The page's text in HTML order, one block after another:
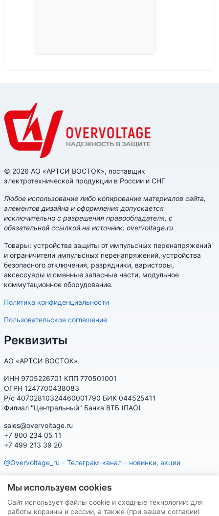
© 2026 АО «АРТСИ ВОСТОК», поставщик
электротехнической продукции в России и СНГ
Любое использование либо копирование материалов сайта,
элементов дизайна и оформления допускается
исключительно с разрешения правообладателя, с
обязательной ссылкой на источник: overvoltage.ru
Товары: устройства защиты от импульсных перенапряжений
и ограничители импульсных перенапряжений, устройства
безопасного отключения, разрядники, варисторы,
аксессуары и сменные запасные части, модульное
коммутационное оборудование.
Политика конфиденциальности
Пользовательское соглашение
Реквизиты
АО «АРТСИ ВОСТОК»
ИНН 9705226701 КПП 770501001
ОГРН 1247700438083
Р/с 40702810324460001790 БИК 044525411
Филиал "Центральный" Банка ВТБ (ПАО)
sales@overvoltage.ru
+7 800 234 05 11
+7 499 213 39 20
@Overvoltage_ru – Телеграм-канал – новинки, акции
характеристики, наличие, подбор
Нашу продукцию Вы можете приобрести на маркетплейсах
Мы используем cookies
Сайт использует файлы cookie и сходные технологии: для
работы корзины и сессии, а также (при вашем согласии)